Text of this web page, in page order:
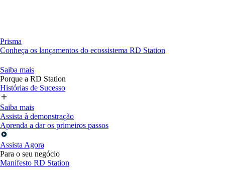
Prisma
Conheça os lançamentos do ecossistema RD Station
Saiba mais
Porque a RD Station
Histórias de Sucesso
Saiba mais
Assista à demonstração
Aprenda a dar os primeiros passos
Assista Agora
Para o seu negócio
Manifesto RD Station